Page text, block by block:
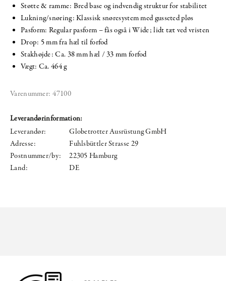
Støtte & ramme: Bred base og indvendig struktur for stabilitet
Lukning/snøring: Klassisk snøresystem med gusseted pløs
Pasform: Regular pasform – fås også i Wide; lidt tæt ved vristen
Drop: 5 mm fra hæl til forfod
Stakhøjde: Ca. 38 mm hæl / 33 mm forfod
Vægt: Ca. 464 g
Varenummer: 47100
Leverandørinformation:
Leverandør:
Globetrotter Ausrüstung GmbH
Adresse:
Fuhlsbüttler Strasse 29
Postnummer/by:
22305 Hamburg
Land:
DE